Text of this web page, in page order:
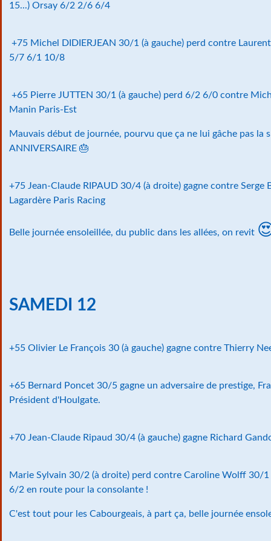
15...) Orsay 6/2 2/6 6/4
+75 Michel DIDIERJEAN 30/1 (à gauche) perd contre
5/7 6/1 10/8
+65 Pierre JUTTEN 30/1 (à gauche) perd 6/2 6/0 contre
Manin Paris-Est
Mauvais début de journée, pourvu que ça ne lui gâche pas la
ANNIVERSAIRE 🎂
+75 Jean-Claude RIPAUD 30/4 (à droite) gagne contre Serge
Lagardère Paris Racing
Belle journée ensoleillée, du public dans les allées, on revit
SAMEDI 12
+55 Olivier Le François 30 (à gauche) gagne contre Thierry
+65 Bernard Poncet 30/5 gagne un adversaire de prestige,
Président d'Houlgate.
+70 Jean-Claude Ripaud 30/4 (à gauche) gagne Richard
Marie Sylvain 30/2 (à droite) perd contre Caroline Wolff 30/
6/2 en route pour la consolante !
C'est tout pour les Cabourgeais, à part ça, belle journée